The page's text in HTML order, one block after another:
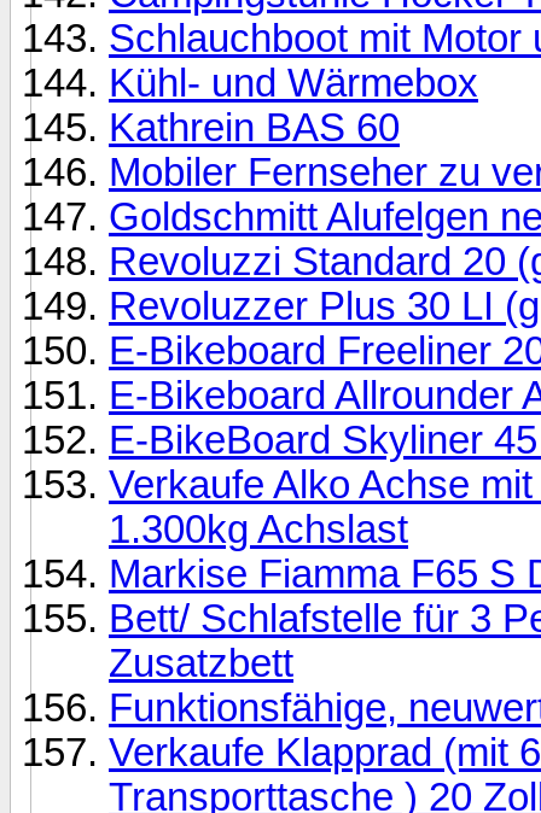
Schlauchboot mit Motor
Kühl- und Wärmebox
Kathrein BAS 60
Mobiler Fernseher zu
Goldschmitt Alufelgen
Revoluzzi Standard 20
Revoluzzer Plus 30 LI
E-Bikeboard Freeliner
E-Bikeboard Allrounder
E-BikeBoard Skyliner
Verkaufe Alko Achse
1.300kg Achslast
Markise Fiamma F65 S
Bett/ Schlafstelle für 3
Zusatzbett
Funktionsfähige,
Verkaufe Klapprad (mit
Transporttasche ) 20